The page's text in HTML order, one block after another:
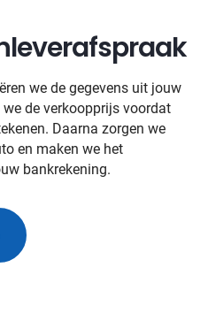
we de gegevens uit jouw
de verkoopprijs voordat
Daarna zorgen we
en maken we het
bankrekening.